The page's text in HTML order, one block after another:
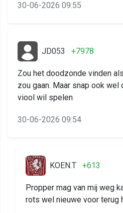
30-06-2026 09:55
JD053 +7978
Zou het doodzonde vinden
zou gaan. Maar snap ook
viool wil spelen
30-06-2026 09:54
KOEN.T +613
Propper mag van mij weg
rots wel nieuwe voor terug